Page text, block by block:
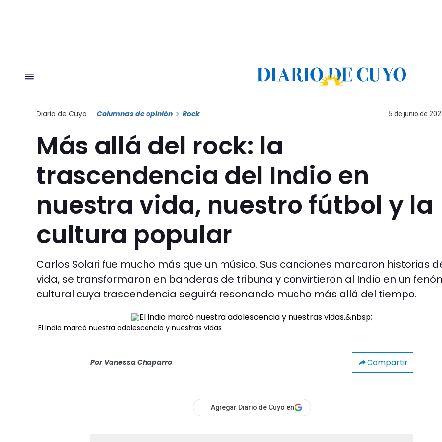
Diario de Cuyo Columnas de opinión Rock 5 de junio de
Más allá del rock: la
trascendencia del Indio en
nuestra vida, nuestro fútbol y la
cultura popular
Carlos Solari fue mucho más que un músico. Sus canciones marcaron historias
vida, se transformaron en banderas de tribuna y convirtieron al Indio en un
cultural cuya trascendencia seguirá resonando mucho más allá del tiempo.
El Indio marcó nuestra adolescencia y nuestras vidas.
Por Vanessa Chaparro Compartir
Agregar Diario de Cuyo en